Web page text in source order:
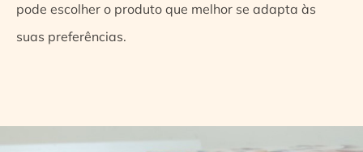
pode escolher o produto que melhor se adapta às
suas preferências.